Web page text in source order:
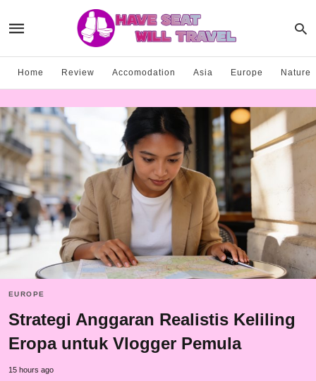
Home Review Accomodation Asia Europe Nature
EUROPE
Strategi Anggaran Realistis Keliling
Eropa untuk Vlogger Pemula
15 hours ago